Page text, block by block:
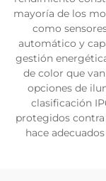
mayoría de los
como
automático y
gestión
de color que
opciones de
clasificación
protegidos contra
hace